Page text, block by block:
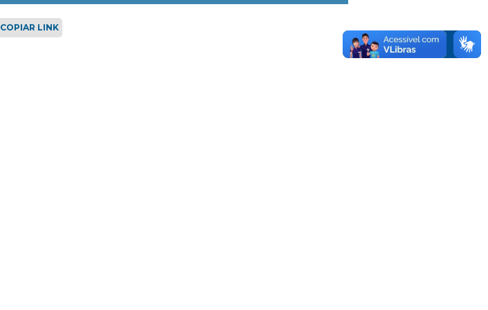
COPIAR LINK